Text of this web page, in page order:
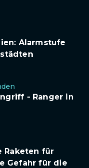
Alarmstufe
- Ranger in
Raketen für
Gefahr für die